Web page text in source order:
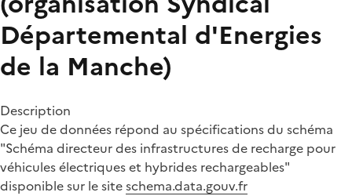
Départemental d'Energies
de la Manche)
Description
Ce jeu de données répond au spécifications du schéma
"Schéma directeur des infrastructures de recharge pour
véhicules électriques et hybrides rechargeables"
disponible sur le siteschema.data.gouv.fr